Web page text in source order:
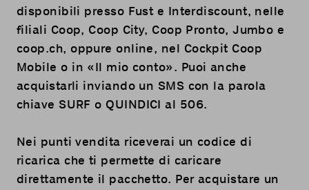
disponibili presso Fust e Interdiscount, nelle
filiali Coop, Coop City, Coop Pronto, Jumbo e
coop.ch, oppure online, nel Cockpit Coop
Mobile o in «Il mio conto». Puoi anche
acquistarli inviando un SMS con la parola
chiave SURF o QUINDICI al 506.
Nei punti vendita riceverai un codice di
ricarica che ti permette di caricare
direttamente il pacchetto. Per acquistare un